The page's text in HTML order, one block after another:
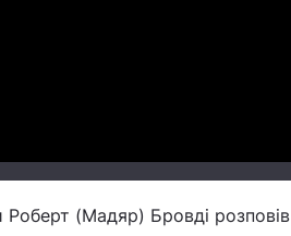
(Мадяр) Бровді розповів